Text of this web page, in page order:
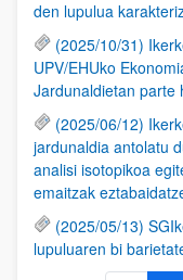
den lupulua
(2025/10/31)
UPV/EHUko
Jardunaldietan parte
(2025/06/12)
jardunaldia antolatu
analisi isotopikoa
emaitzak
(2025/05/13)
lupuluaren bi